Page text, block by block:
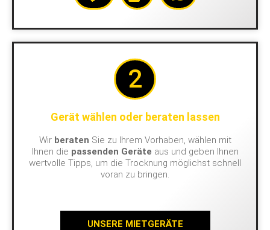
2
Gerät wählen oder beraten lassen
Wir beraten Sie zu Ihrem Vorhaben, wählen mit
Ihnen die passenden Geräte aus und geben Ihnen
wertvolle Tipps, um die Trocknung möglichst schnell
voran zu bringen.
UNSERE MIETGERÄTE